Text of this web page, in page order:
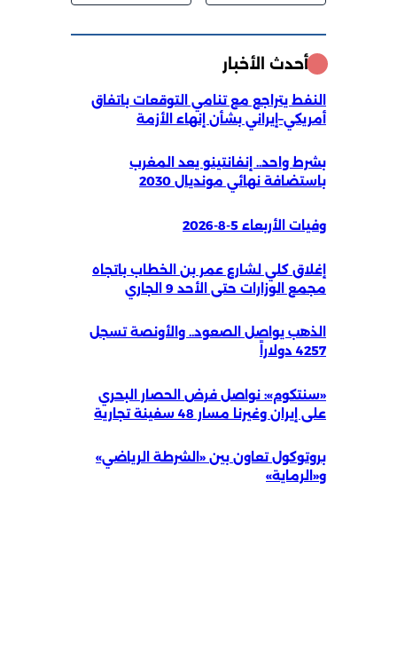
أحدث الأخبار
النفط يتراجع مع تنامي التوقعات باتفاق
أمريكي–إيراني بشأن إنهاء الأزمة
بشرط واحد.. إنفانتينو يعد المغرب
باستضافة نهائي مونديال 2030
وفيات الأربعاء 5-8-2026
إغلاق كلي لشارع عمر بن الخطاب باتجاه
مجمع الوزارات حتى الأحد 9 الجاري
الذهب يواصل الصعود.. والأونصة تسجل
4257 دولاراً
«سنتكوم»: نواصل فرض الحصار البحري
على إيران وغيرنا مسار 48 سفينة تجارية
بروتوكول تعاون بين «الشرطة الرياضي»
و«الرماية»